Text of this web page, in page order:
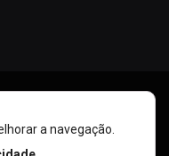
DE PRIVACIDADE
DE USO
a navegação.